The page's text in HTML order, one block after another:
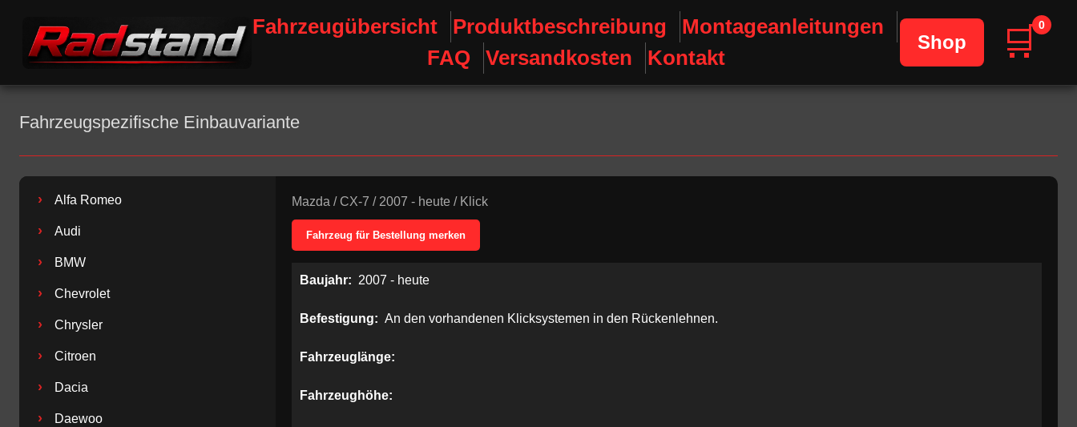
Fahrzeugübersicht Produktbeschreibung
Montageanleitungen
FAQ
Versandkosten Kontakt
Shop 🛒0
Fahrzeugspezifische Einbauvariante
› Alfa Romeo
› Audi
› BMW
› Chevrolet
› Chrysler
› Citroen
› Dacia
› Daewoo
Mazda /CX-7 / 2007 - heute / Klick
Fahrzeug für Bestellung merken
Baujahr: 2007 - heute
Befestigung: An den vorhandenen Klicksystemen in den Rückenlehnen.
Fahrzeuglänge:
Fahrzeughöhe: